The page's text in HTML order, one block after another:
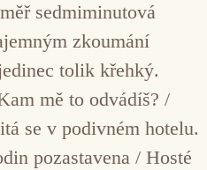
sedmiminutová
zkoumání
tolik křehký.
mě to odvádíš? /
se v podivném hotelu.
pozastavena / Hosté